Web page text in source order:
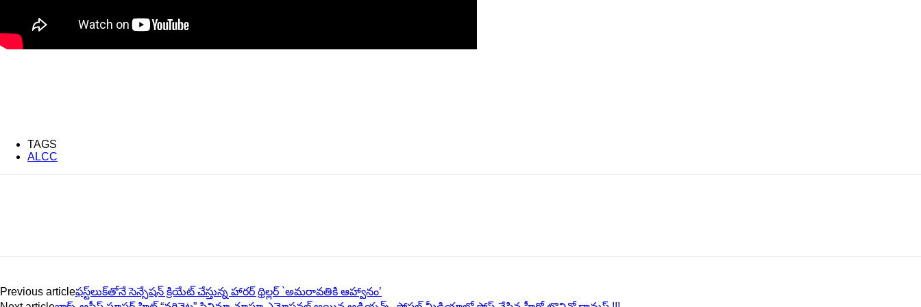
TAGS
ALCC
Previous articleఫ‌స్ట్‌లుక్‌తోనే సెన్సేష‌న్ క్రియేట్ చేస్తున్న హార‌ర్ థ్రిల్ల‌ర్ `అమరావతికి ఆహ్వానం’